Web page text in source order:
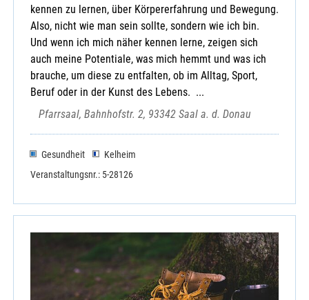
kennen zu lernen, über Körpererfahrung und Bewegung.
Also, nicht wie man sein sollte, sondern wie ich bin.
Und wenn ich mich näher kennen lerne, zeigen sich
auch meine Potentiale, was mich hemmt und was ich
brauche, um diese zu entfalten, ob im Alltag, Sport,
Beruf oder in der Kunst des Lebens. ...
Pfarrsaal, Bahnhofstr. 2, 93342 Saal a. d. Donau
Gesundheit
Kelheim
Veranstaltungsnr.: 5-28126